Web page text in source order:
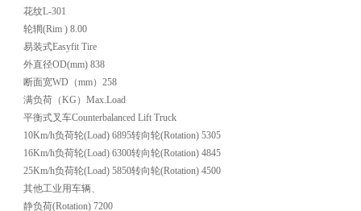
花纹L-301
轮辋(Rim ) 8.00
易装式Easyfit Tire
外直径OD(mm) 838
断面宽WD（mm）258
满负荷（KG）Max.Load
平衡式叉车Counterbalanced Lift Truck
10Km/h负荷轮(Load) 6895转向轮(Rotation) 5305
16Km/h负荷轮(Load) 6300转向轮(Rotation) 4845
25Km/h负荷轮(Load) 5850转向轮(Rotation) 4500
其他工业用车辆、
静负荷(Rotation) 7200